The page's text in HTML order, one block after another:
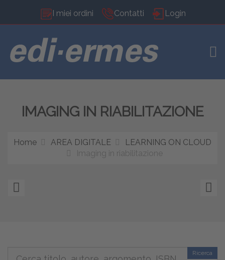
I miei ordini Contatti Login
IMAGING IN RIABILITAZIONE
Home AREA DIGITALE
LEARNING ON CLOUD
Imaging in riabilitazione
Ricerca